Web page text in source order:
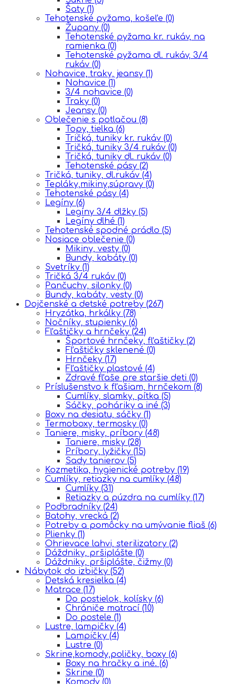
Šaty (1)
Tehotenské pyžama, košeľe (0)
Župany (0)
Tehotenské pyžama kr. rukáv, na
ramienka (0)
Tehotenské pyžama dl. rukáv, 3/4
rukáv (0)
Nohavice, traky, jeansy (1)
Nohavice (1)
3/4 nohavice (0)
Traky (0)
Jeansy (0)
Oblečenie s potlačou (8)
Topy, tielka (6)
Tričká, tuniky kr. rukáv (0)
Tričká, tuniky 3/4 rukáv (0)
Tričká, tuniky dl. rukáv (0)
Tehotenské pásy (2)
Tričká, tuniky, dl.rukáv (4)
Tepláky,mikiny,súpravy (0)
Tehotenské pásy (4)
Legíny (6)
Legíny 3/4 dlžky (5)
Legíny dlhé (1)
Tehotenské spodné prádlo (5)
Nosiace oblečenie (0)
Mikiny, vesty (0)
Bundy, kabáty (0)
Svetríky (1)
Tričká 3/4 rukáv (0)
Pančuchy, silonky (0)
Bundy, kabáty, vesty (0)
Dojčenské a detské potreby (267)
Hryzátka, hrkálky (78)
Nočníky, stupienky (6)
Fľaštičky a hrnčeky (24)
Športové hrnčeky, fľaštičky (2)
Fľaštičky sklenené (0)
Hrnčeky (17)
Fľaštičky plastové (4)
Zdravé fľaše pre staršie deti (0)
Príslušenstvo k fľašiam, hrnčekom (8)
Cumlíky, slamky, pítka (5)
Sáčky, poháriky a iné (3)
Boxy na desiatu, sáčky (1)
Termoboxy, termosky (0)
Taniere, misky, príbory (48)
Taniere, misky (28)
Príbory, lyžičky (15)
Sady tanierov (5)
Kozmetika, hygienické potreby (19)
Cumlíky, retiazky na cumlíky (48)
Cumlíky (31)
Retiazky a púzdra na cumlíky (17)
Podbradníky (24)
Batohy, vrecká (2)
Potreby a pomôcky na umývanie fliaš (6)
Plienky (1)
Ohrievace lahvi, sterilizatory (2)
Dáždniky, pršiplášte (0)
Dáždniky, pršiplášte, čižmy (0)
Nábytok do izbičky (52)
Detská kresielka (4)
Matrace (17)
Do postielok, kolísky (6)
Chrániče matrací (10)
Do postele (1)
Lustre, lampičky (4)
Lampičky (4)
Lustre (0)
Skrine,komody,poličky, boxy (6)
Boxy na hračky a iné. (6)
Skrine (0)
Komody (0)